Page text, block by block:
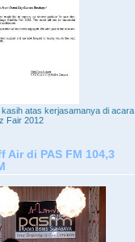
kasih atas kerjasamanya di acara
Fair 2012
Air di PAS FM 104,3